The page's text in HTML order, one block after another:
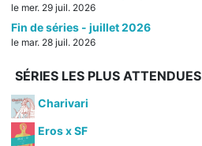
le mer. 29 juil. 2026
Fin de séries - juillet 2026
le mar. 28 juil. 2026
SÉRIES LES PLUS ATTENDUES
Charivari
Eros x SF